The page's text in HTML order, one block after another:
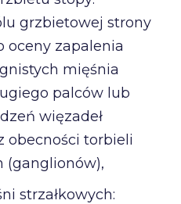
grzbietowej strony
oceny zapalenia
mięśnia
palców lub
więzadeł
obecności torbieli
(ganglionów),
strzałkowych: